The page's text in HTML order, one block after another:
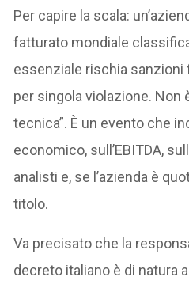
Per capire la scala:
fatturato mondiale
essenziale rischia sanzioni
per singola violazione. Non
tecnica”. È un evento che
economico, sull’EBITDA,
analisti e, se l’azienda è
titolo.
Va precisato che la
decreto italiano è di natura